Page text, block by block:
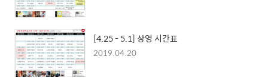
[4.25 - 5.1] 상영 시간표
2019.04.20